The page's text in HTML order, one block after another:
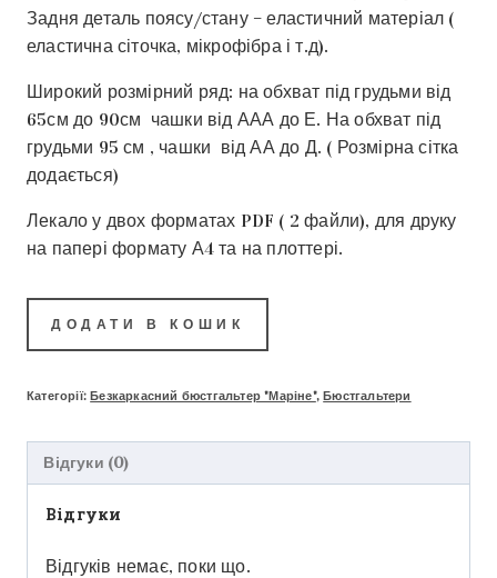
Задня деталь поясу/стану – еластичний матеріал (
еластична сіточка, мікрофібра і т.д).
Широкий розмірний ряд: на обхват під грудьми від
65см до 90см чашки від ААА до Е. На обхват під
грудьми 95 см , чашки від АА до Д. ( Розмірна сітка
додається)
Лекало у двох форматах PDF ( 2 файли), для друку
на папері формату А4 та на плоттері.
ДОДАТИ В КОШИК
Категорії:Безкаркасний бюстгальтер "Маріне",Бюстгальтери
Відгуки (0)
Відгуки
Відгуків немає, поки що.